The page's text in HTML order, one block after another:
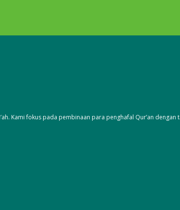
Kami fokus pada pembinaan para penghafal Qur’an dengan